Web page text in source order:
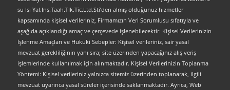
su Isi Yal.Ins.Taah.Tlk.Tic.Ltd.Sti’den almış olduğunuz hizmetler
kapsamında kişisel verileriniz, Firmamızın Veri Sorumlusu sıfatıyla ve
aşağıda açıklandığı amaç ve çerçevede işlenebilecektir. Kişisel Verilerinizin
İşlenme Amaçları ve Hukuki Sebepler: Kişisel verileriniz, sair yasal
mevzuat gerekliliğinin yanı sıra; site üzerinden yapacağınız alış veriş
işlemlerinde kullanılmak için alınmaktadır. Kişisel Verilerinizin Toplanma
Yöntemi: Kişisel verileriniz yalnızca sitemiz üzerinden toplanarak, ilgili
mevzuat uyarınca yasal süreler içerisinde saklanmaktadır. Ayrıca, Web